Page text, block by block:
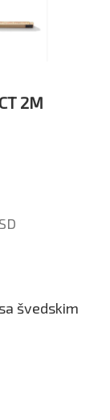
2M
švedskim